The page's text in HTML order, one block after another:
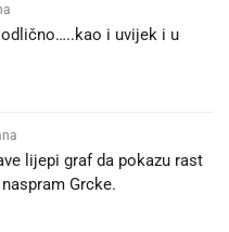
i uvijek i u
lijepi graf da pokazu rast
Grcke.